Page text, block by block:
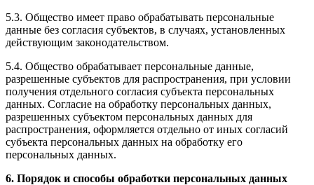
5.3. Общество имеет право обрабатывать персональные
данные без согласия субъектов, в случаях, установленных
действующим законодательством.
5.4. Общество обрабатывает персональные данные,
разрешенные субъектов для распространения, при условии
получения отдельного согласия субъекта персональных
данных. Согласие на обработку персональных данных,
разрешенных субъектом персональных данных для
распространения, оформляется отдельно от иных согласий
субъекта персональных данных на обработку его
персональных данных.
6. Порядок и способы обработки персональных данных